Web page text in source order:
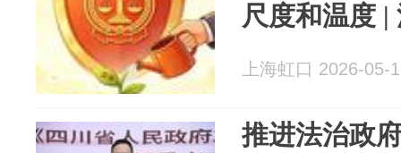
尺度和温度 |
上海虹口 2026-05-
推进法治政